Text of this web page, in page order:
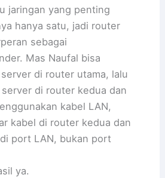
jaringan yang penting
hanya satu, jadi router
sebagai
Mas Naufal bisa
di router utama, lalu
server di router kedua dan
kabel LAN,
kabel di router kedua dan
port LAN, bukan port
ya.